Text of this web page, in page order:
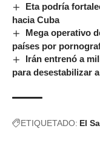
Eta podría
hacia Cuba
Mega operativo
países por
Irán entrenó a
para desestabilizar
ETIQUETADO: El